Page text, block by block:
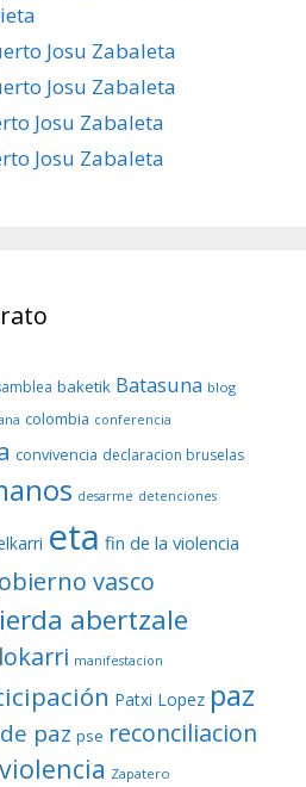
Josu Zabaleta
Josu Zabaleta
Josu Zabaleta
Josu Zabaleta
baketik Batasuna blog
colombia conferencia
convivencia declaracion bruselas
desarme detenciones
eta fin de la violencia
vasco
abertzale
lokarri manifestacion
Patxi Lopez paz
paz pse reconciliacion
violencia Zapatero